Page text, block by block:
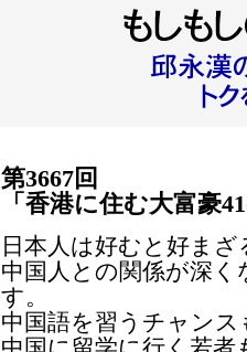
第3667回
「香港に住む大富豪
日本人は好むと好ま
中国人との関係が深
す。
中国語を習うチャン